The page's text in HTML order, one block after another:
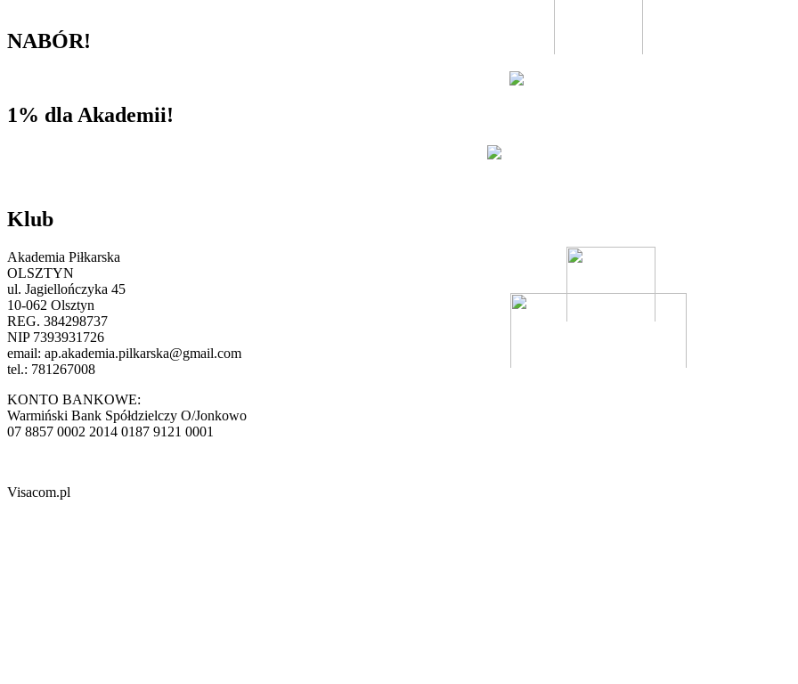
NABÓR!
1% dla Akademii!
Klub
Akademia Piłkarska
OLSZTYN
ul. Jagiellończyka 45
10-062 Olsztyn
REG. 384298737
NIP 7393931726
email: ap.akademia.pilkarska@gmail.com
tel.: 781267008
KONTO BANKOWE:
Warmiński Bank Spółdzielczy O/Jonkowo
07 8857 0002 2014 0187 9121 0001
Visacom.pl